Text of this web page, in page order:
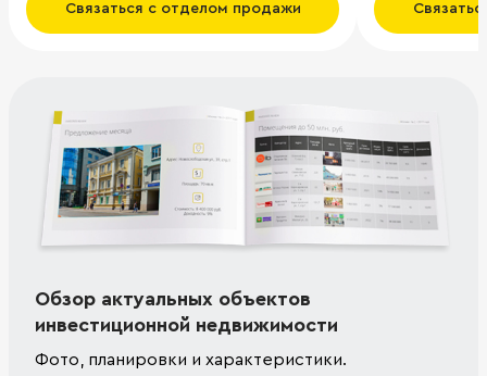
Связаться с отделом продажи
Обзор актуальных объектов
инвестиционной недвижимости
Фото, планировки и характеристики.